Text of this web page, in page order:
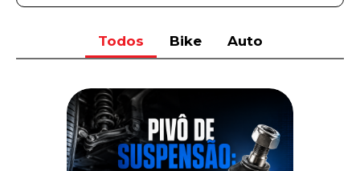
Todos Bike Auto